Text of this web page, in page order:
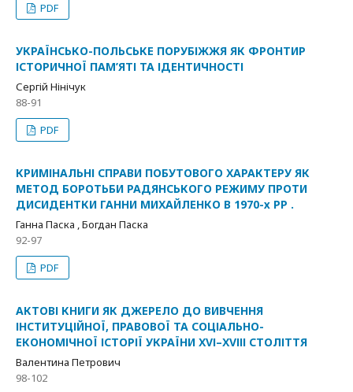
PDF
УКРАЇНСЬКО-ПОЛЬСЬКЕ ПОРУБІЖЖЯ ЯК ФРОНТИР
ІСТОРИЧНОЇ ПАМ’ЯТІ ТА ІДЕНТИЧНОСТІ
Сергій Нінічук
88-91
PDF
КРИМІНАЛЬНІ СПРАВИ ПОБУТОВОГО ХАРАКТЕРУ ЯК
МЕТОД БОРОТЬБИ РАДЯНСЬКОГО РЕЖИМУ ПРОТИ
ДИСИДЕНТКИ ГАННИ МИХАЙЛЕНКО В 1970-х РР .
Ганна Паска , Богдан Паска
92-97
PDF
АКТОВІ КНИГИ ЯК ДЖЕРЕЛО ДО ВИВЧЕННЯ
ІНСТИТУЦІЙНОЇ, ПРАВОВОЇ ТА СОЦІАЛЬНО-
ЕКОНОМІЧНОЇ ІСТОРІЇ УКРАЇНИ ХVІ–ХVІІІ СТОЛІТТЯ
Валентина Петрович
98-102